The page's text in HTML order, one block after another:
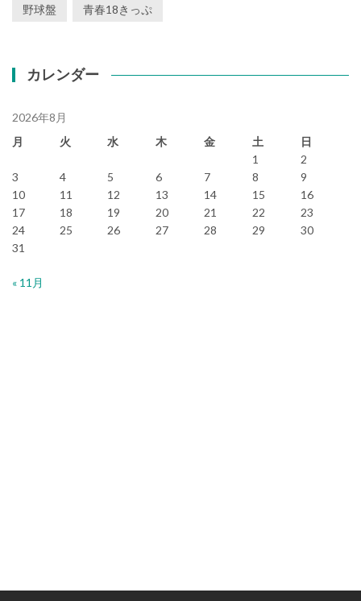
野球盤 青春18きっぷ
カレンダー
2026年8月
月
火 水 木 金 土
日
1
2
3
4 5 6 7 8
9
10
11 12 13 14 15
16
17
18 19 20 21 22
23
24
25 26 27 28 29
30
31
« 11月